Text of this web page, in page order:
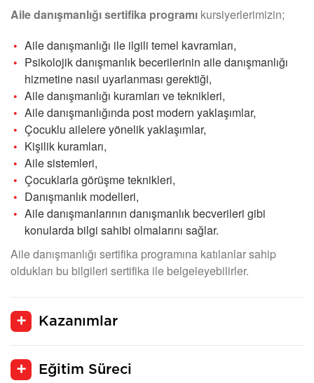
Aile danışmanlığı sertifika programı kursiyerlerimizin;
Aile danışmanlığı ile ilgili temel kavramları,
Psikolojik danışmanlık becerilerinin aile danışmanlığı
hizmetine nasıl uyarlanması gerektiği,
Aile danışmanlığı kuramları ve teknikleri,
Aile danışmanlığında post modern yaklaşımlar,
Çocuklu ailelere yönelik yaklaşımlar,
Kişilik kuramları,
Aile sistemleri,
Çocuklarla görüşme teknikleri,
Danışmanlık modelleri,
Aile danışmanlarının danışmanlık becverileri gibi
konularda bilgi sahibi olmalarını sağlar.
Aile danışmanlığı sertifika programına katılanlar sahip
oldukları bu bilgileri sertifika ile belgeleyebilirler.
Kazanımlar
Eğitim Süreci